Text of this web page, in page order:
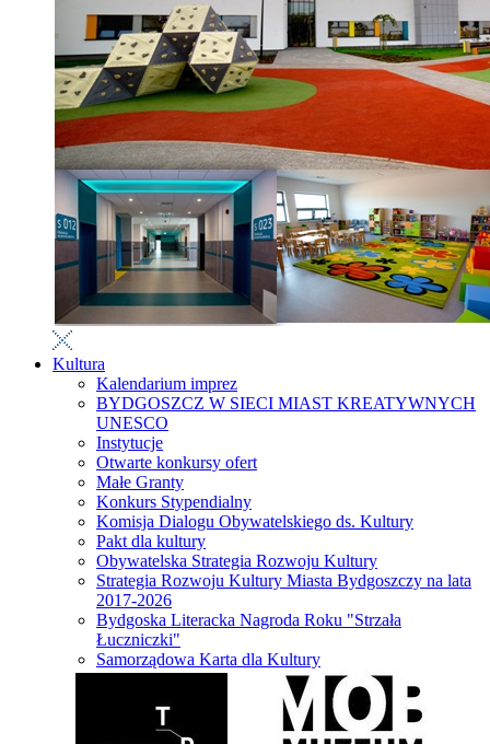
Kultura
Kalendarium imprez
BYDGOSZCZ W SIECI MIAST KREATYWNYCH
UNESCO
Instytucje
Otwarte konkursy ofert
Małe Granty
Konkurs Stypendialny
Komisja Dialogu Obywatelskiego ds. Kultury
Pakt dla kultury
Obywatelska Strategia Rozwoju Kultury
Strategia Rozwoju Kultury Miasta Bydgoszczy na lata
2017-2026
Bydgoska Literacka Nagroda Roku "Strzała
Łuczniczki"
Samorządowa Karta dla Kultury